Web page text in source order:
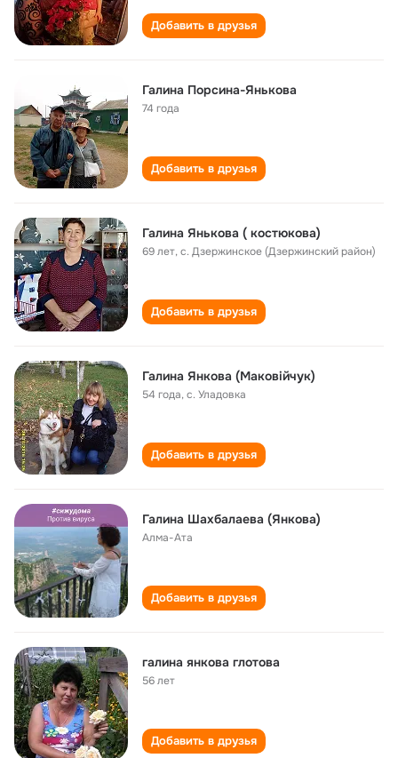
Добавить в друзья
Галина Порсина-Янькова
74 года
Добавить в друзья
Галина Янькова ( костюкова)
69 лет,с. Дзержинское (Дзержинский район)
Добавить в друзья
Галина Янкова (Маковійчук)
54 года,с. Уладовка
Добавить в друзья
Галина Шахбалаева (Янкова)
Алма-Ата
Добавить в друзья
галина янкова глотова
56 лет
Добавить в друзья